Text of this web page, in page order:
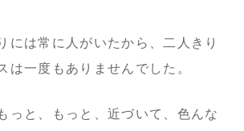
には常に人がいたから、二人きり
は一度もありませんでした。
っと、もっと、近づいて、色んな